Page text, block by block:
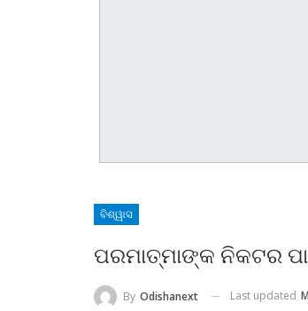
ବିଶ୍ୱାସ
ପରମାତ୍ମାଙ୍କ ନିକଟର
By Odishanext Last updated